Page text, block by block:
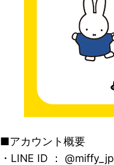
■アカウント概要
・LINE ID ： @miffy_jp